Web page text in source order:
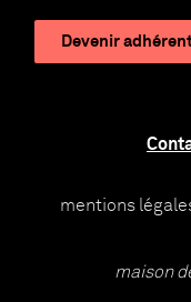
Devenir
mentions
maison